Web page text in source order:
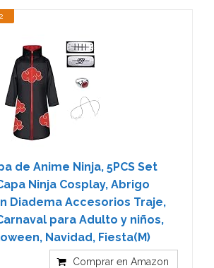
de Anime Ninja, 5PCS Set
Ninja Cosplay, Abrigo
Diadema Accesorios Traje,
para Adulto y niños,
Navidad, Fiesta(M)
Comprar en Amazon